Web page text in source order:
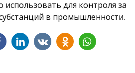
использовать для контроля за
в промышленности.